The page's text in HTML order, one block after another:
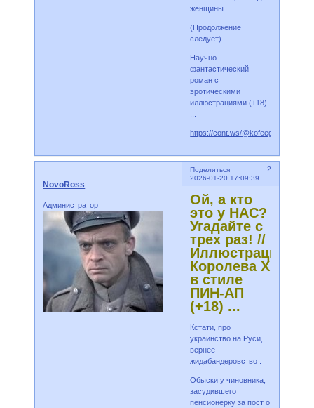
женщины ...
(Продолжение
следует)
Научно-
фантастический
роман с
эротическими
иллюстрациями (+18)
https://cont.ws/@kofeegoist/
Поделиться
2
2026-01-20 17:09:39
NovoRoss
Администратор
Ой, а кто
это у НАС?
Угадайте с
трех раз! //
Иллюстрации,
Королева Х
в стиле
ПИН-АП
(+18) ...
Кстати, про
украинство на Руси,
вернее
жидабандеровство :
Обыски у чиновника,
засудившего
пенсионерку за пост о